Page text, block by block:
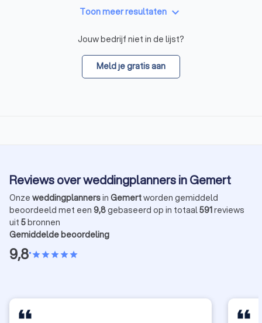
Toon meer resultaten keyboard_arrow_down
Jouw bedrijf niet in de lijst?
Meld je gratis aan
Reviews over weddingplanners in Gemert
Onze weddingplannersin Gemertworden gemiddeld
beoordeeld met een 9,8gebaseerd op in totaal591reviews
uit 5bronnen
Gemiddelde beoordeling
9,8•starstarstarstarstar